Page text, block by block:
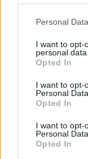
Personal
I want to opt-
personal data.
Opted In
I want to opt-
Personal Data.
Opted In
I want to opt-
Personal
Opted In
Θέσεις εργασίας
Όλες οι Θέσεις
Θέσεις Εργασίας ανά
Κέντρο Βοήθειας